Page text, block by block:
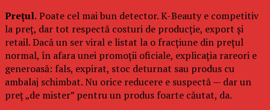
Prețul.Poate cel mai bun detector. K-Beauty e competitiv
la preț, dar tot respectă costuri de producție, export și
retail. Dacă un ser viral e listat la o fracțiune din prețul
normal, în afara unei promoții oficiale, explicația rareori e
generoasă: fals, expirat, stoc deturnat sau produs cu
ambalaj schimbat. Nu orice reducere e suspectă — dar un
preț „de mister” pentru un produs foarte căutat, da.